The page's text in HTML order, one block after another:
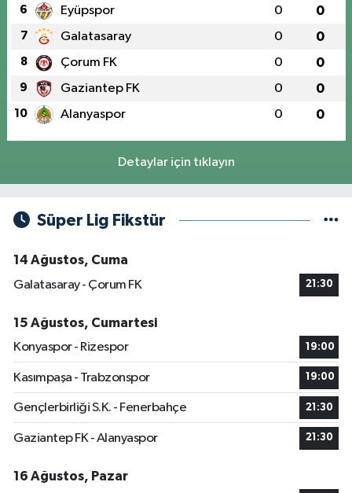
6 Eyüpspor 0 0
7 Galatasaray 0 0
8 Çorum FK 0 0
9 Gaziantep FK 0 0
10 Alanyaspor 0 0
Detaylar için tıklayın
Süper Lig Fikstür
14 Ağustos, Cuma
Galatasaray - Çorum FK
21:30
15 Ağustos, Cumartesi
Konyaspor - Rizespor
19:00
Kasımpaşa - Trabzonspor 19:00
Gençlerbirliği S.K. - Fenerbahçe 21:30
Gaziantep FK - Alanyaspor 21:30
16 Ağustos, Pazar